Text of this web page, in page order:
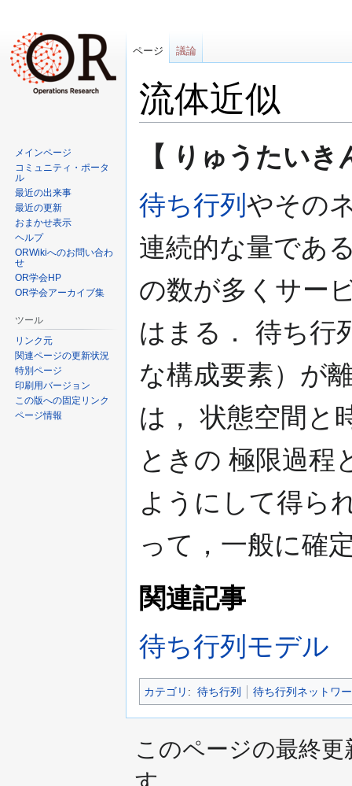
流体近似
ー
シ
ン
移
動
移
動
【 りゅうたい
待ち行列 やその
連続的な量であ
の数が多くサー
はまる． 待ち行
な構成要素）が
は， 状態空間と
ときの 極限過程
ようにして得ら
って，一般に確
関連記事
待ち行列モデル
カテゴリ : 待ち行列 待ち行列ネットワ
ページ 議論
メインページ
コミュニティ・ポータ
ル
最近の出来事
最近の更新
おまかせ表示
ヘルプ
ORWikiへのお問い合わ
せ
OR学会HP
OR学会アーカイブ集
ツール
リンク元
関連ページの更新状況
特別ページ
印刷用バージョン
この版への固定リンク
ページ情報
このページの最終